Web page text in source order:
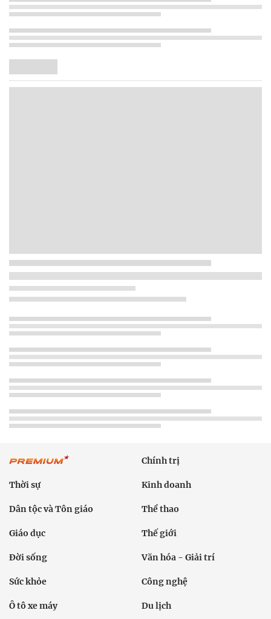
Chính trị
Thời sự Kinh doanh
Dân tộc và Tôn giáo Thể thao
Giáo dục Thế giới
Đời sống Văn hóa - Giải trí
Sức khỏe Công nghệ
Ô tô xe máy Du lịch